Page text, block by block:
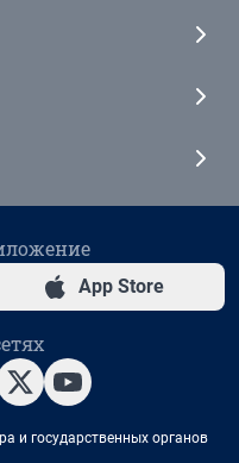
App Store
и государственных органов